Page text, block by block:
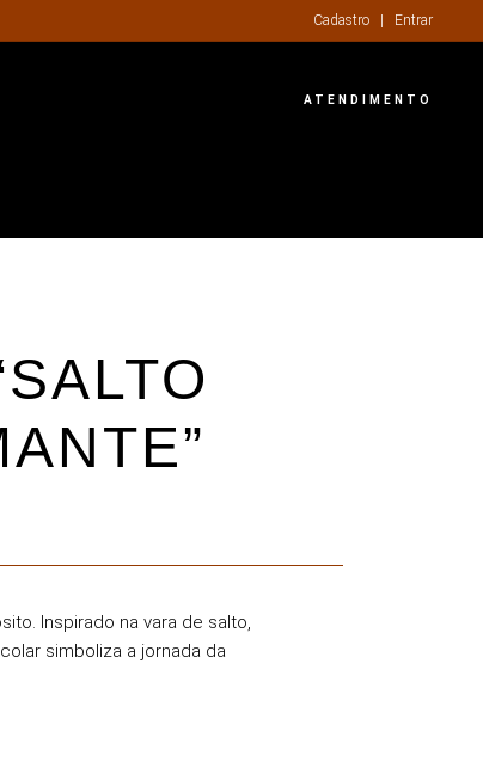
Cadastro | Entrar
ATENDIMENTO
Inspirado na vara de salto,
simboliza a jornada da